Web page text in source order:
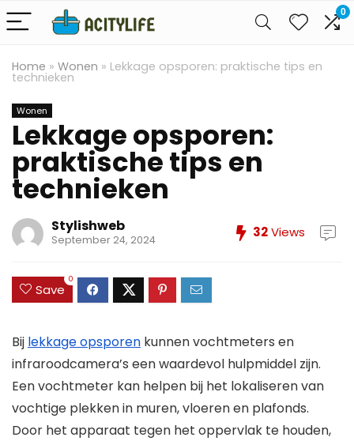
0
Home » Wonen » Lekkage opsporen: praktische tips en
technieken
Wonen
Lekkage opsporen:
praktische tips en
technieken
Stylishweb
September 24, 2024 32Views
Save
0
Bij lekkage opsporen kunnen vochtmeters en
infraroodcamera’s een waardevol hulpmiddel zijn.
Een vochtmeter kan helpen bij het lokaliseren van
vochtige plekken in muren, vloeren en plafonds.
Door het apparaat tegen het oppervlak te houden,